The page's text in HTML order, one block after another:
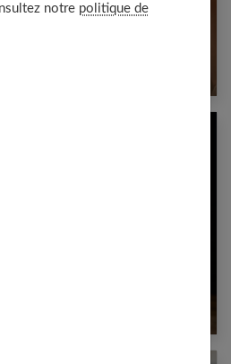
lourdes naturellement
qui fonctionnent
notre politique de